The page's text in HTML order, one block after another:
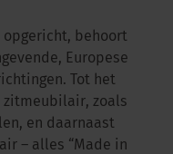
opgericht, behoort
Europese
Tot het
zitmeubilair, zoals
en daarnaast
– alles “Made in